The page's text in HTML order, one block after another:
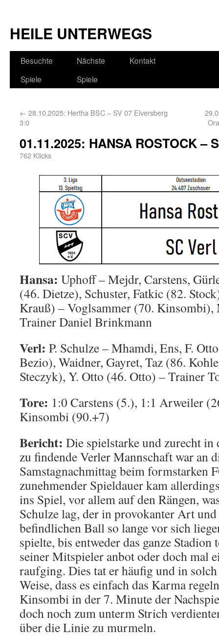
HEILE UNTERWEGS
Besuchte
Spiele
Nächste
Spiele
Kontakt
← 28.10.2025: Hertha BSC – SV 07 Elversberg
3:0
01.11.2025: HANSA ROSTOCK –
762 Klicks
Hansa: Uphoff – Mejdr, Carstens,
(46. Dietze), Schuster, Fatkic (82.
Krauß) – Voglsammer (70. Kinsombi),
Trainer Daniel Brinkmann
Verl: P. Schulze – Mhamdi, Ens, F.
Bezio), Waidner, Gayret, Taz (86.
Steczyk), Y. Otto (46. Otto) – Trainer
Tore: 1:0 Carstens (5.), 1:1 Arweiler
Kinsombi (90.+7)
Bericht: Die spielstarke und zurecht in
zu findende Verler Mannschaft war an
Samstagnachmittag beim formstarken
zunehmender Spieldauer kam
ins Spiel, vor allem auf den Rängen,
Schulze lag, der in provokanter Art
befindlichen Ball so lange vor sich
spielte, bis entweder das ganze
seiner Mitspieler anbot oder doch mal
raufging. Dies tat er häufig und in
Weise, dass es einfach das Karma
Kinsombi in der 7. Minute der
doch noch zum unterm Strich
über die Linie zu murmeln.